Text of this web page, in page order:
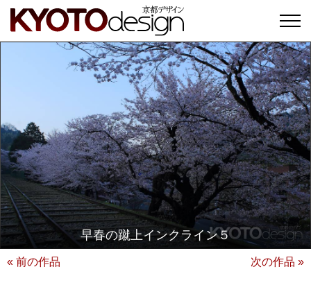
早春の蹴上インクライン５
« 前の作品 次の作品 »